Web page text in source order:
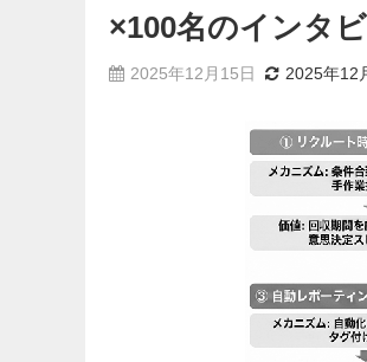
×100名のインタ
2025年12月15日 2025年12